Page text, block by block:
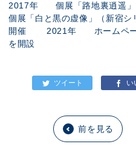
2017年 個展「路地裏逍遥
個展「白と黒の虚像」（新宿
開催 2021年 ホームページ
を開設
前を見る